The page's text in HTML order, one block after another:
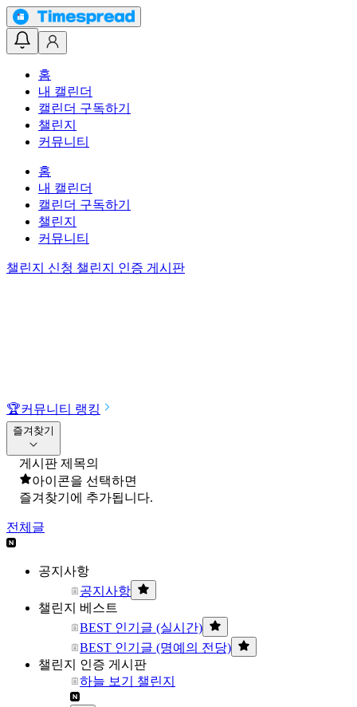
홈
내 캘린더
캘린더 구독하기
챌린지
커뮤니티
홈
내 캘린더
캘린더 구독하기
챌린지
커뮤니티
챌린지 신청 챌린지 인증 게시판
🏆커뮤니티 랭킹
즐겨찾기
게시판 제목의
아이콘을 선택하면
즐겨찾기에 추가됩니다.
전체글
공지사항
공지사항
챌린지 베스트
BEST 인기글 (실시간)
BEST 인기글 (명예의 전당)
챌린지 인증 게시판
하늘 보기 챌린지